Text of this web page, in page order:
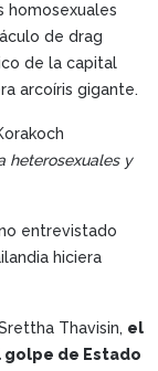
homosexuales
de drag
de la capital
arcoíris gigante.
heterosexuales y
entrevistado
hiciera
Thavisin, el
golpe de Estado